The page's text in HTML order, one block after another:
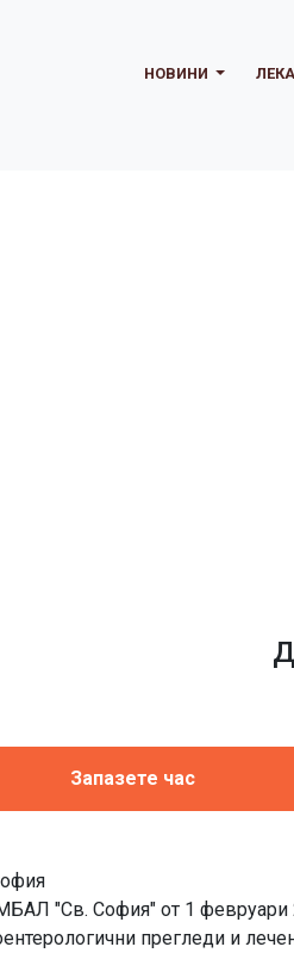
НОВИНИ
Запазете час
"Св. София" от 1 февруари
прегледи и